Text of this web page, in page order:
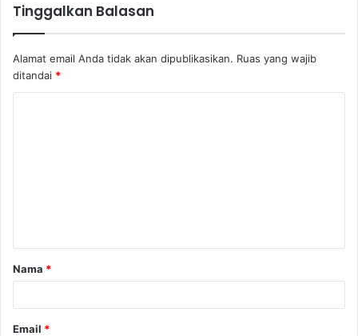
Tinggalkan Balasan
Alamat email Anda tidak akan dipublikasikan. Ruas yang wajib
ditandai *
a
r
Nama *
Email *